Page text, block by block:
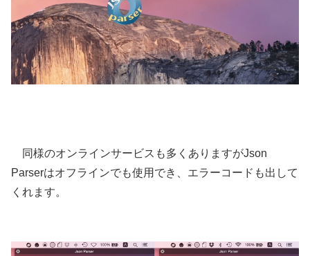
同様のオンラインサービスも多くありますがJson
Parserはオフラインでも使用でき、エラーコードも出して
くれます。